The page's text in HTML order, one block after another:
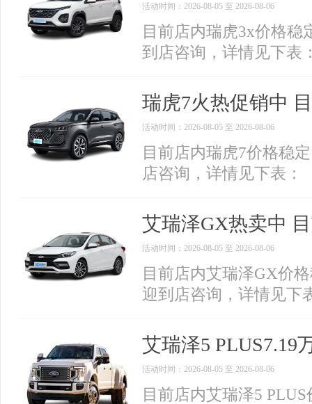
活动时间：2026-08-05 至 2026-08-06
目前店内瑞虎3x价格稳
到店咨询，详情见下表
瑞虎7火热促销中
活动时间：2026-08-05 至 2026-08-06
目前店内瑞虎7价格稳
店咨询，详情见下表：
艾瑞泽GX热卖中
活动时间：2026-08-05 至 2026-08-06
目前店内艾瑞泽GX价
迎到店咨询，详情见下
艾瑞泽5 PLUS7.19
活动时间：2026-08-05 至 2026-08-06
目前店内艾瑞泽5